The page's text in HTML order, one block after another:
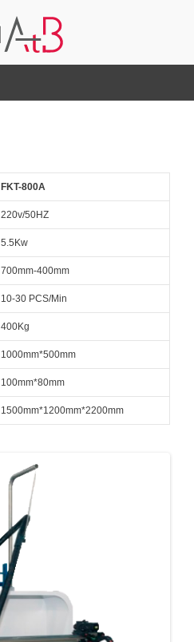
FKT-800A
220v/50HZ
5.5Kw
700mm-400mm
10-30 PCS/Min
400Kg
1000mm*500mm
100mm*80mm
1500mm*1200mm*2200mm